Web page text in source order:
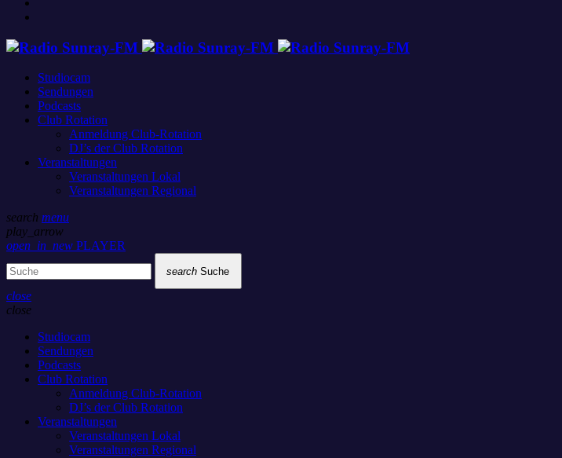
Studiocam
Sendungen
Podcasts
Club Rotation
Anmeldung Club-Rotation
DJ’s der Club Rotation
Veranstaltungen
Veranstaltungen Lokal
Veranstaltungen Regional
search menu
play_arrow
open_in_new PLAYER
search Suche
close
close
Studiocam
Sendungen
Podcasts
Club Rotation
Anmeldung Club-Rotation
DJ’s der Club Rotation
Veranstaltungen
Veranstaltungen Lokal
Veranstaltungen Regional